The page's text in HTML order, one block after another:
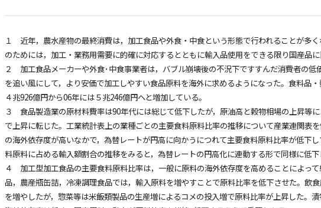
１ 近年，農水産物の最終消費は，加工食品や外食・中食という形態で行われることが多
のためには，加工・業務用需要に的確に対応するとともに輸入品使用をできる限り国産品に
２ 加工食品メーカーや外食･中食事業者は，バブル崩壊後の不況下ですすんだ消費者の低
を追い風にして，より安価で加工しやすい食品原料を海外に求めるようになった。食料品
４兆926億円から06年には５兆246億円へと増加している。
３ 食品製造業の原材料費率は90年代には総じて低下したが，原油高と穀物相場の上昇等
で上昇に転じた。工業統計表上の業種ごとの主要食料原料比率の推移について産業連関表
の海外依存度が高いなかで，為替レートが円高に向かうにつれて主要食料原料比率が低下
料原料に占める輸入額割合の推移をみると，為替レートの円高化に連動する形で同様に低下
４ 加工型加工食品の主要食料原料比率は，一般に原料の海外依存度を高めることによっ
品，農産瓶缶詰，冷凍調理食品では，輸入原料を増やすことで原料比率を低下させた。飲
を増やしたが，惣菜等は米飯類製品の生産増によるコメの投入増で原料比率が上昇した。